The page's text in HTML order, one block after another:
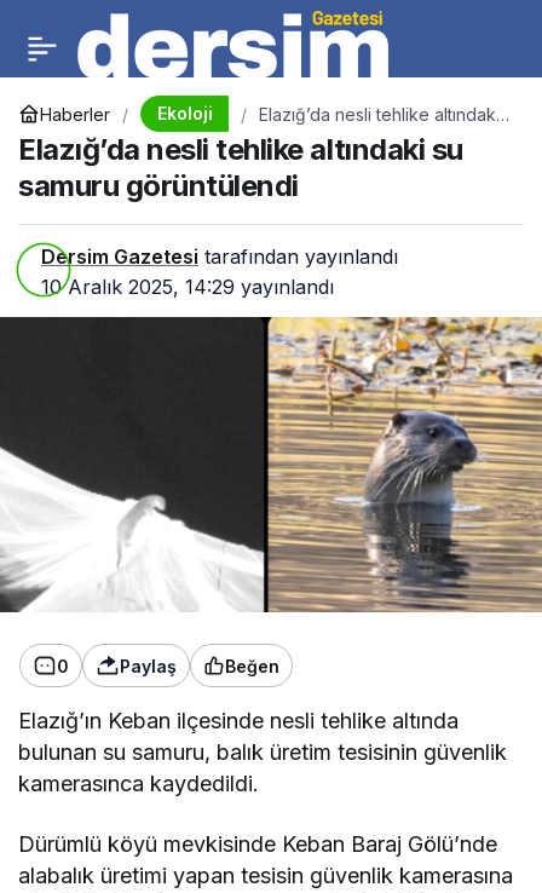
Haberler Ekoloji
Elazığ’da nesli tehlike altındaki
su samuru görüntülendi
Elazığ’da nesli tehlike altındaki su
samuru görüntülendi
Dersim Gazetesi tarafından yayınlandı
10 Aralık 2025, 14:29 yayınlandı
0 Paylaş Beğen
Elazığ’ın Keban ilçesinde nesli tehlike altında
bulunan su samuru, balık üretim tesisinin güvenlik
kamerasınca kaydedildi.
Dürümlü köyü mevkisinde Keban Baraj Gölü’nde
alabalık üretimi yapan tesisin güvenlik kamerasına